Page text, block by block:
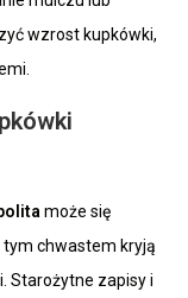
wzrost kupkówki,
może się
chwastem kryją
Starożytne zapisy i